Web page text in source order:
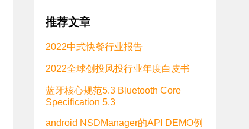
推荐文章
2022中式快餐行业报告
2022全球创投风投行业年度白皮书
蓝牙核心规范5.3 Bluetooth Core
Specification 5.3
android NSDManager的API DEMO例